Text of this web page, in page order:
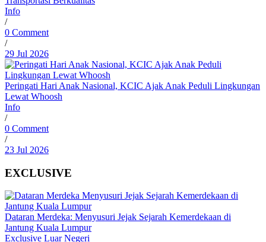
Info
/
0 Comment
/
29 Jul 2026
Peringati Hari Anak Nasional, KCIC Ajak Anak Peduli Lingkungan
Lewat Whoosh
Info
/
0 Comment
/
23 Jul 2026
EXCLUSIVE
Dataran Merdeka: Menyusuri Jejak Sejarah Kemerdekaan di
Jantung Kuala Lumpur
Exclusive Luar Negeri